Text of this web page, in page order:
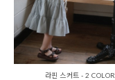
라핀 스커트 - 2 COLOR